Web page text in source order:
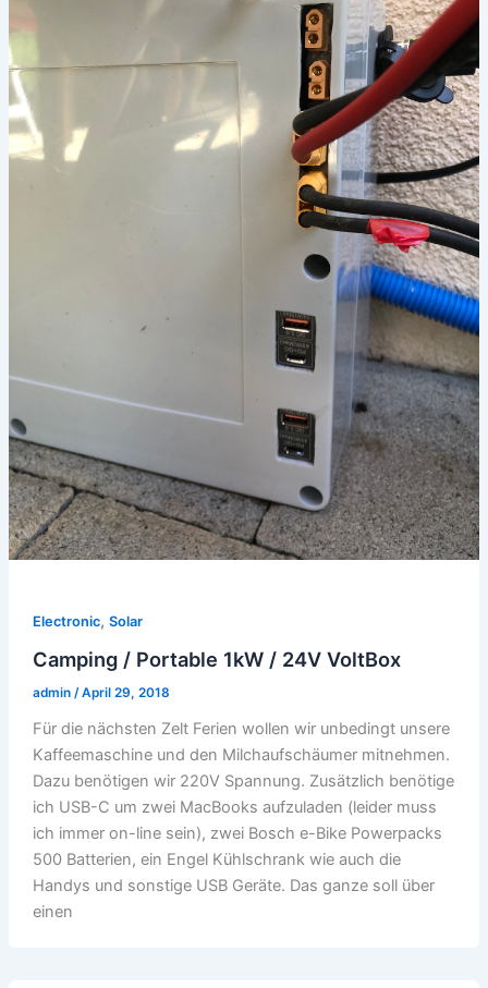
Electronic, Solar
Camping / Portable 1kW / 24V VoltBox
admin /April 29, 2018
Für die nächsten Zelt Ferien wollen wir unbedingt unsere
Kaffeemaschine und den Milchaufschäumer mitnehmen.
Dazu benötigen wir 220V Spannung. Zusätzlich benötige
ich USB-C um zwei MacBooks aufzuladen (leider muss
ich immer on-line sein), zwei Bosch e-Bike Powerpacks
500 Batterien, ein Engel Kühlschrank wie auch die
Handys und sonstige USB Geräte. Das ganze soll über
einen